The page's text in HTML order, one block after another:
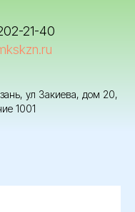
21-40
ул Закиева, дом 20,
1001